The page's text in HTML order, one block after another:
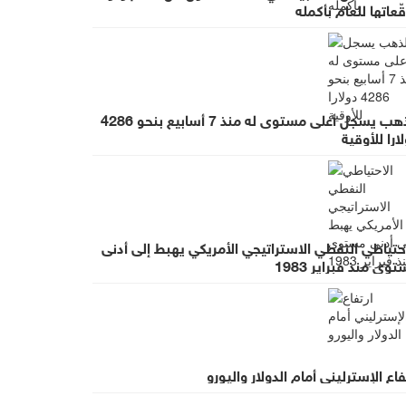
للعام بأكمله
الذهب يسجل أعلى مستوى له منذ 7 أسابيع بنحو 4286
للأوقية
النفطي الاستراتيجي الأمريكي يهبط إلى أدنى
منذ فبراير 1983
الإسترليني أمام الدولار واليورو